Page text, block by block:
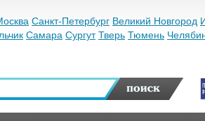
Санкт-Петербург Великий Новгород
Самара Сургут Тверь Тюмень